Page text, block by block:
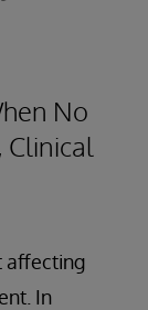
No
Clinical
affecting
In